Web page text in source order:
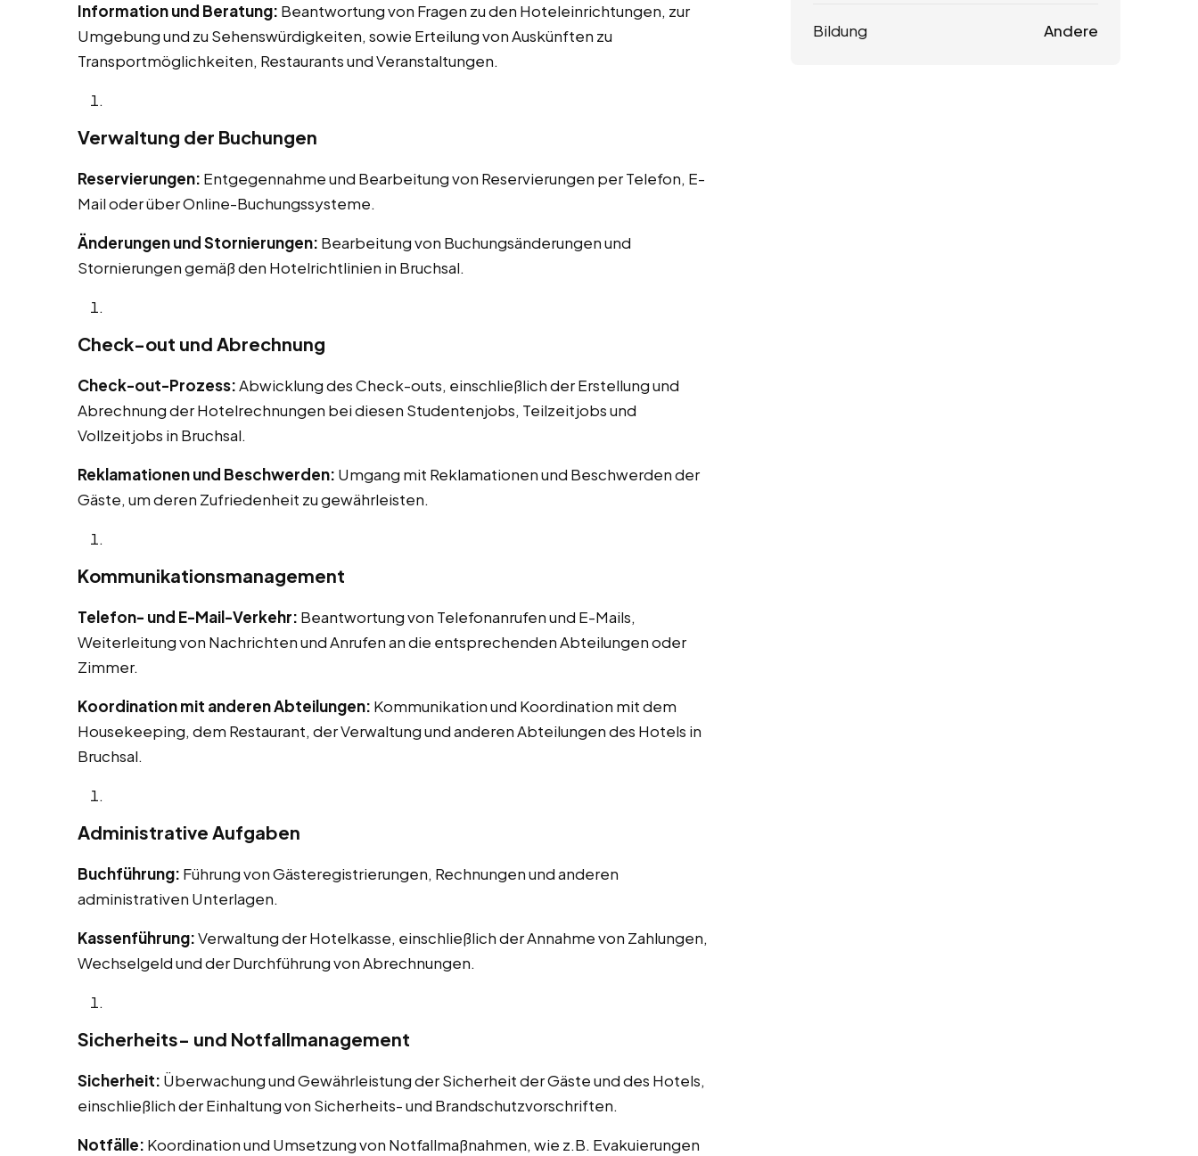
Information und Beratung: Beantwortung von Fragen zu den Hoteleinrichtungen, zur
Umgebung und zu Sehenswürdigkeiten, sowie Erteilung von Auskünften zu
Transportmöglichkeiten, Restaurants und Veranstaltungen.
Verwaltung der Buchungen
Reservierungen: Entgegennahme und Bearbeitung von Reservierungen per Telefon, E-
Mail oder über Online-Buchungssysteme.
Änderungen und Stornierungen: Bearbeitung von Buchungsänderungen und
Stornierungen gemäß den Hotelrichtlinien in Bruchsal.
Check-out und Abrechnung
Check-out-Prozess:Abwicklung des Check-outs, einschließlich der Erstellung und
Abrechnung der Hotelrechnungen bei diesen Studentenjobs, Teilzeitjobs und
Vollzeitjobs in Bruchsal.
Reklamationen und Beschwerden: Umgang mit Reklamationen und Beschwerden der
Gäste, um deren Zufriedenheit zu gewährleisten.
Kommunikationsmanagement
Telefon- und E-Mail-Verkehr: Beantwortung von Telefonanrufen und E-Mails,
Weiterleitung von Nachrichten und Anrufen an die entsprechenden Abteilungen oder
Zimmer.
Koordination mit anderen Abteilungen: Kommunikation und Koordination mit dem
Housekeeping, dem Restaurant, der Verwaltung und anderen Abteilungen des Hotels in
Bruchsal.
Administrative Aufgaben
Buchführung: Führung von Gästeregistrierungen, Rechnungen und anderen
administrativen Unterlagen.
Kassenführung:Verwaltung der Hotelkasse, einschließlich der Annahme von Zahlungen,
Wechselgeld und der Durchführung von Abrechnungen.
Sicherheits- und Notfallmanagement
Sicherheit: Überwachung und Gewährleistung der Sicherheit der Gäste und des Hotels,
einschließlich der Einhaltung von Sicherheits- und Brandschutzvorschriften.
Notfälle: Koordination und Umsetzung von Notfallmaßnahmen, wie z.B. Evakuierungen
Bildung Andere